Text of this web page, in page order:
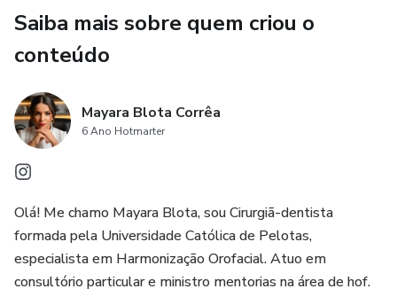
Reologia e escolha do preenchedor ideal
Principais complicações e manejo
Uso seguro da hialuronidase
O conteúdo foi elaborado com linguagem técnica acessível,
voltado tanto para profissionais que estão iniciando no
revisar conceitos e aprimorar sua prática clínica.
Este e-book não substitui cursos presenciais ou
Saiba mais sobre quem criou o
conteúdo
Mayara Blota Corrêa
6 Ano Hotmarter
Olá! Me chamo Mayara Blota, sou Cirurgiã-dentista
formada pela Universidade Católica de Pelotas,
especialista em Harmonização Orofacial. Atuo em
consultório particular e ministro mentorias na área de hof.